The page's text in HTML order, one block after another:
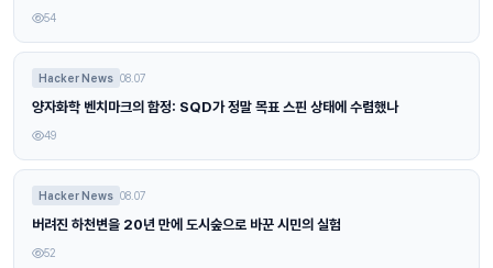
54
Hacker News 08.07
양자화학 벤치마크의 함정: SQD가 정말 목표 스핀 상태에 수렴했나
49
Hacker News 08.07
버려진 하천변을 20년 만에 도시숲으로 바꾼 시민의 실험
52